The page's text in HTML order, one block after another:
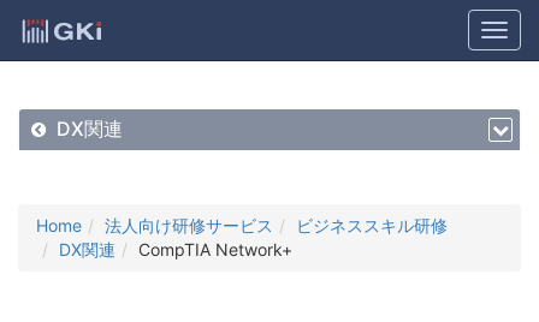
DX関連
Home 法人向け研修サービス
ビジネススキル研修
DX関連
CompTIA Network+